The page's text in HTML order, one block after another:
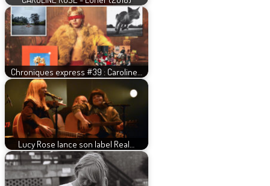
Chroniques express #39 : Caroline…
Lucy Rose lance son label Real…